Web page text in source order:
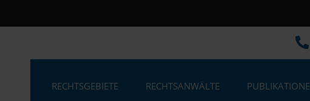
RECHTSGEBIETE RECHTSANWÄLTE